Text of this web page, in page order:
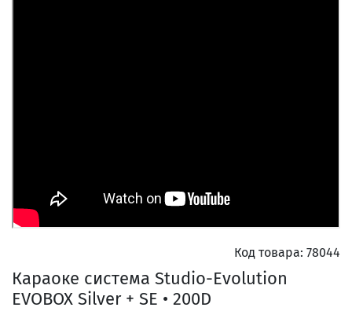
Код товара: 78044
Караоке система Studio-Evolution
EVOBOX Silver + SE • 200D